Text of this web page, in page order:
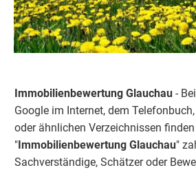
Immobilienbewertung Glauchau -
Google im Internet, dem
oder ähnlichen Verzeichnissen
" Immobilienbewertung Glauchau"
Sachverständige, Schätzer oder